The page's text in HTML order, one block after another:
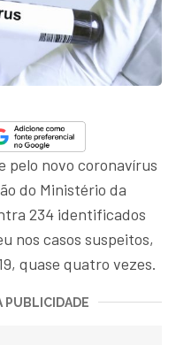
pelo novo coronavírus
do Ministério da
234 identificados
nos casos suspeitos,
quase quatro vezes.
PUBLICIDADE